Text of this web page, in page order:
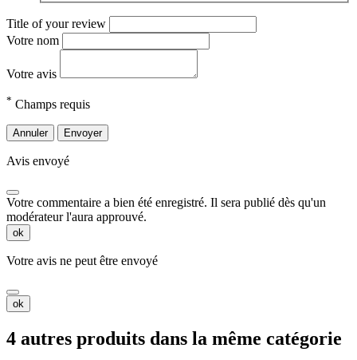
Title of your review
Votre nom
Votre avis
* Champs requis
Annuler Envoyer
Avis envoyé
Votre commentaire a bien été enregistré. Il sera publié dès qu'un
modérateur l'aura approuvé.
ok
Votre avis ne peut être envoyé
ok
4 autres produits dans la même catégorie